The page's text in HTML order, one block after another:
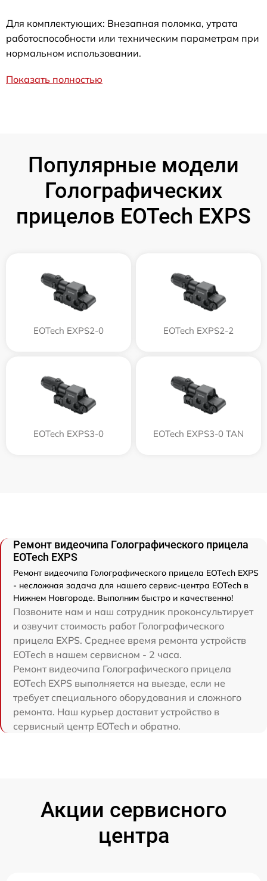
Для комплектующих: Внезапная поломка, утрата
работоспособности или техническим параметрам при
нормальном использовании.
Показать полностью
Популярные модели
Голографических
прицелов EOTech EXPS
EOTech EXPS2-0 EOTech EXPS2-2
EOTech EXPS3-0 EOTech EXPS3-0 TAN
Ремонт видеочипа Голографического прицела
EOTech EXPS
Ремонт видеочипа Голографического прицела EOTech EXPS
- несложная задача для нашего сервис-центра EOTech в
Нижнем Новгороде. Выполним быстро и качественно!
Позвоните нам и наш сотрудник проконсультирует
и озвучит стоимость работ Голографического
прицела EXPS. Среднее время ремонта устройств
EOTech в нашем сервисном - 2 часа.
Ремонт видеочипа Голографического прицела
EOTech EXPS выполняется на выезде, если не
требует специального оборудования и сложного
ремонта. Наш курьер доставит устройство в
сервисный центр EOTech и обратно.
Акции сервисного
центра